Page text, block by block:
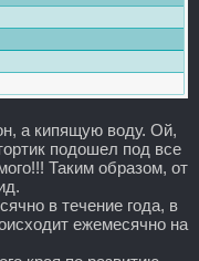
а кипящую воду. Ой,
подошел под все
Таким образом, от
в течение года, в
ежемесячно на